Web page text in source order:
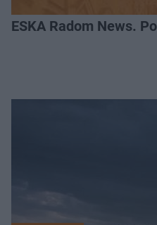
ESKA Radom News.